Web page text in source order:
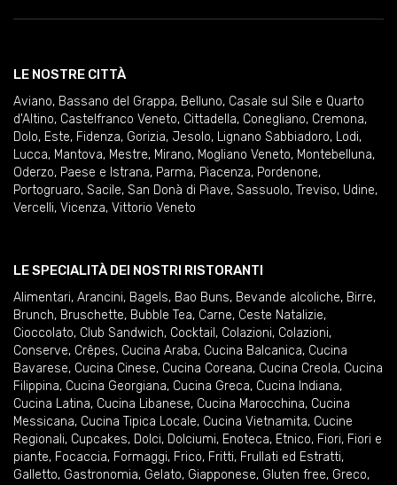
LE NOSTRE CITTÀ
Aviano, Bassano del Grappa, Belluno, Casale sul Sile e Quarto
d'Altino, Castelfranco Veneto, Cittadella, Conegliano, Cremona,
Dolo, Este, Fidenza, Gorizia, Jesolo, Lignano Sabbiadoro, Lodi,
Lucca, Mantova, Mestre, Mirano, Mogliano Veneto, Montebelluna,
Oderzo, Paese e Istrana, Parma, Piacenza, Pordenone,
Portogruaro, Sacile, San Donà di Piave, Sassuolo, Treviso, Udine,
Vercelli, Vicenza, Vittorio Veneto
LE SPECIALITÀ DEI NOSTRI RISTORANTI
Alimentari, Arancini, Bagels, Bao Buns, Bevande alcoliche, Birre,
Brunch, Bruschette, Bubble Tea, Carne, Ceste Natalizie,
Cioccolato, Club Sandwich, Cocktail , Colazioni, Colazioni,
Conserve, Crêpes, Cucina Araba, Cucina Balcanica, Cucina
Bavarese, Cucina Cinese, Cucina Coreana, Cucina Creola, Cucina
Filippina, Cucina Georgiana, Cucina Greca, Cucina Indiana,
Cucina Latina, Cucina Libanese, Cucina Marocchina, Cucina
Messicana, Cucina Tipica Locale, Cucina Vietnamita, Cucine
Regionali, Cupcakes, Dolci, Dolciumi, Enoteca, Etnico, Fiori, Fiori e
piante, Focaccia, Formaggi, Frico, Fritti, Frullati ed Estratti,
Galletto, Gastronomia, Gelato, Giapponese, Gluten free, Greco,